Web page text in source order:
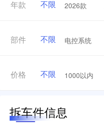
年款 不限 2026款
部件 不限 电控系统
价格 不限 1000以内
拆车件信息